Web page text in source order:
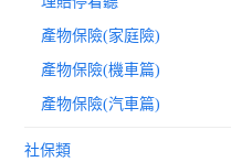
產物保險(家庭險)
產物保險(機車篇)
產物保險(汽車篇)
社保類